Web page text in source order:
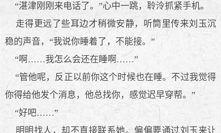
“湛津刚刚来电话了。”心中一跳，聆泠抓紧手机。
走得更远了些耳边才稍微安静，听筒里传来刘玉沉
稳的声音，“我说你睡着了，不能接。”
“啊……我怎么会还在睡啊……”
“管他呢，反正以前你这个时候也在睡。不过我觉得
你得给他发个消息，他总找你，感觉迟早穿帮。”
“好吧……”
明明找人，却不直接联系她。偏偏要通过刘玉来让